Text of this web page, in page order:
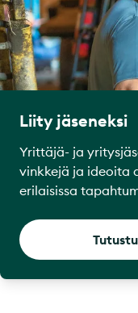
Liity jäseneksi
Yrittäjä- ja
vinkkejä ja ideoita
erilaisissa